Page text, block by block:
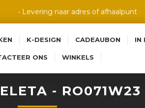
• Levering naar adres of afhaalpunt
K-DESIGN CADEAUBON IN
ONS WINKELS
-